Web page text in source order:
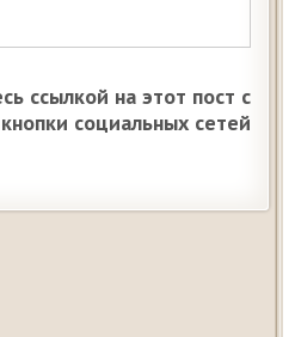
ссылкой на этот пост с
социальных сетей